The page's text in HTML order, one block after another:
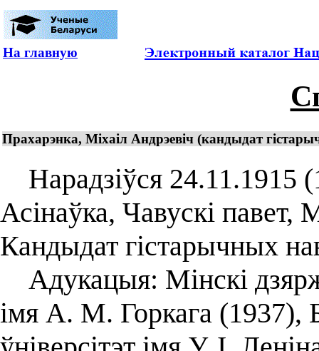
На главную
Прахарэнка, Міхаіл Андрэевіч (кандыдат
Нарадзіўся 24.11.1915
Асінаўка, Чавускі павет,
Кандыдат гістарычных
Адукацыя: Мінскі
імя А. М. Горкага (1937),